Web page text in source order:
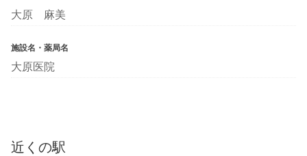
大原 麻美
施設名・薬局名
大原医院
近くの駅